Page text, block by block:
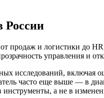
России
продаж и логистики до
управления и
исследований, включая
часто еще выше — в
а не в